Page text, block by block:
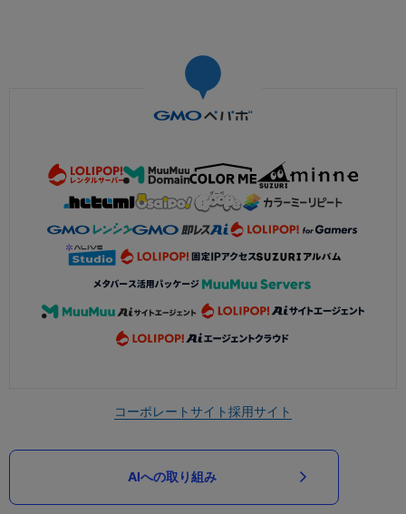
コーポレートサイト採用サイト
AIへの取り組み